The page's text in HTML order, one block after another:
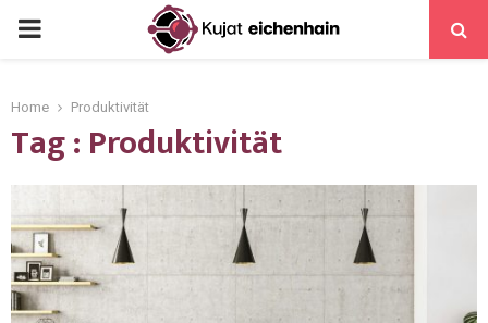
Home Produktivität
Tag : Produktivität